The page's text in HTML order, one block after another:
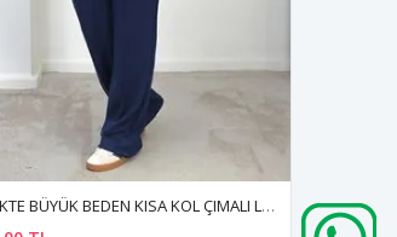
RENKTE BÜYÜK BEDEN KISA KOL ÇIMALI LACİVERT MODAL TAKIM